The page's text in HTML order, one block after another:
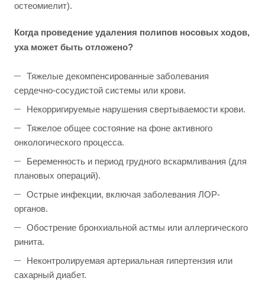
остеомиелит).
Когда проведение удаления полипов носовых ходов,
уха может быть отложено?
Тяжелые декомпенсированные заболевания
сердечно-сосудистой системы или крови.
Некорригируемые нарушения свертываемости крови.
Тяжелое общее состояние на фоне активного
онкологического процесса.
Беременность и период грудного вскармливания (для
плановых операций).
Острые инфекции, включая заболевания ЛОР-
органов.
Обострение бронхиальной астмы или аллергического
ринита.
Неконтролируемая артериальная гипертензия или
сахарный диабет.